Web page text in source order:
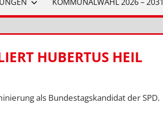
HUBERTUS HEIL
als Bundestagskandidat der SPD.